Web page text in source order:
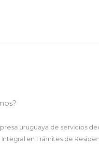
uruguaya de servicios
en Trámites de